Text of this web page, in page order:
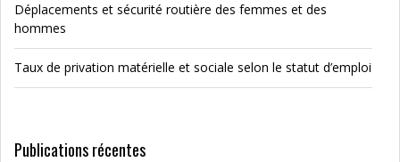
Déplacements et sécurité routière des femmes et des
hommes
Taux de privation matérielle et sociale selon le statut d’emploi
Publications récentes